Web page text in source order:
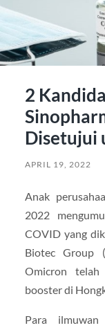
2
Disetujui
APRIL 19, 2022
Anak
2022
COVID yang
Biotec Group
Omicron
booster di
Para